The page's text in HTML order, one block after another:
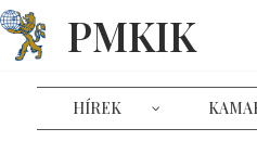
PMKIK
HÍREK